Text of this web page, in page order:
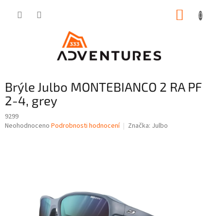
Brýle Julbo MONTEBIANCO 2 RA PF
2-4, grey
9299
Průměrné
Neohodnoceno Podrobnosti hodnocení Značka: Julbo